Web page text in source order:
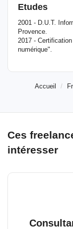
Etudes
2001 - D.U.T.
Provence.
2017 -
numérique".
Accueil
Ces
intéresser